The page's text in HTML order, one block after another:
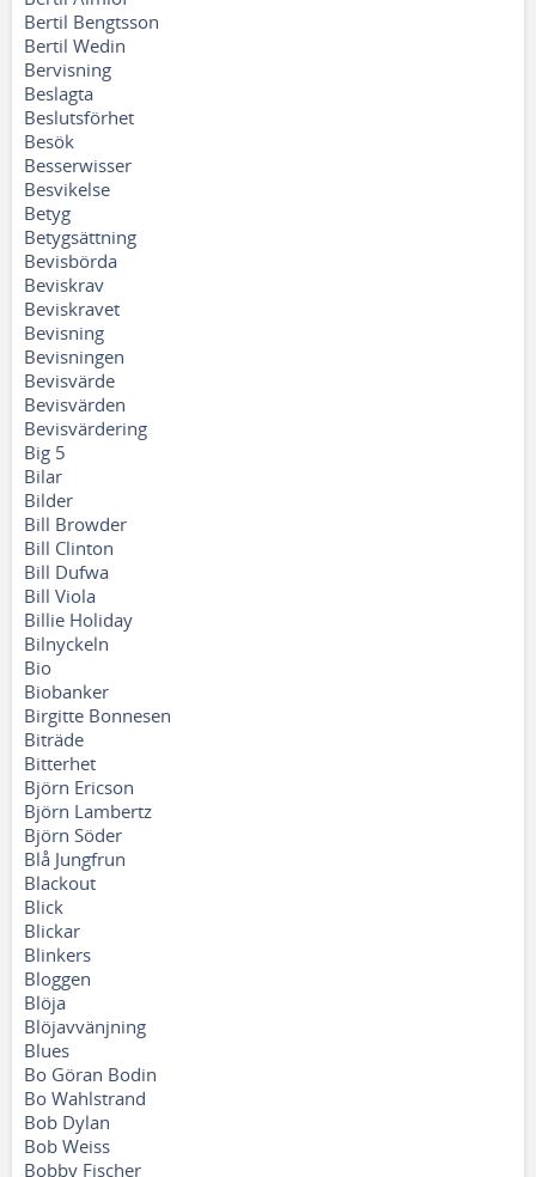
Bertil Bengtsson
Bertil Wedin
Bervisning
Beslagta
Beslutsförhet
Besök
Besserwisser
Besvikelse
Betyg
Betygsättning
Bevisbörda
Beviskrav
Beviskravet
Bevisning
Bevisningen
Bevisvärde
Bevisvärden
Bevisvärdering
Big 5
Bilar
Bilder
Bill Browder
Bill Clinton
Bill Dufwa
Bill Viola
Billie Holiday
Bilnyckeln
Bio
Biobanker
Birgitte Bonnesen
Biträde
Bitterhet
Björn Ericson
Björn Lambertz
Björn Söder
Blå Jungfrun
Blackout
Blick
Blickar
Blinkers
Bloggen
Blöja
Blöjavvänjning
Blues
Bo Göran Bodin
Bo Wahlstrand
Bob Dylan
Bob Weiss
Bobby Fischer